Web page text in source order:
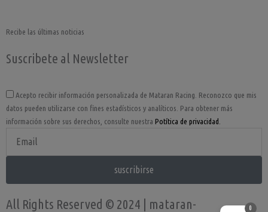
Recibe las últimas noticias
Suscribete al Newsletter
AceptoAcepto recibir información personalizada de Mataran Racing. Reconozco que mis
datos pueden utilizarse con fines estadísticos y analíticos. Para obtener más
información sobre sus derechos, consulte nuestra Potítica de privacidad.
Address
suscribirse
All Rights Reserved © 2024 | mataran- 0